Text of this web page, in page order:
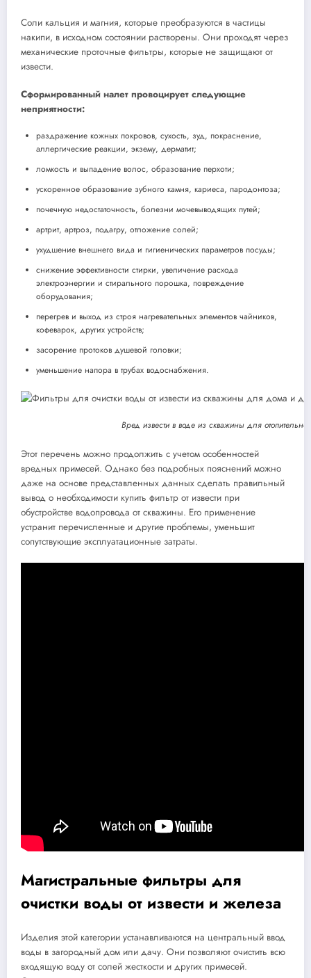
Соли кальция и магния, которые преобразуются в частицы
накипи, в исходном состоянии растворены. Они проходят через
механические проточные фильтры, которые не защищают от
извести.
Сформированный налет провоцирует следующие
неприятности:
раздражение кожных покровов, сухость, зуд, покраснение,
аллергические реакции, экзему, дерматит;
ломкость и выпадение волос, образование перхоти;
ускоренное образование зубного камня, кариеса, пародонтоза;
почечную недостаточность, болезни мочевыводящих путей;
артрит, артроз, подагру, отложение солей;
ухудшение внешнего вида и гигиенических параметров посуды;
снижение эффективности стирки, увеличение расхода
электроэнергии и стирального порошка, повреждение
оборудования;
перегрев и выход из строя нагревательных элементов чайников,
кофеварок, других устройств;
засорение протоков душевой головки;
уменьшение напора в трубах водоснабжения.
Вред извести в воде из скважины для
Этот перечень можно продолжить с учетом особенностей
вредных примесей. Однако без подробных пояснений можно
даже на основе представленных данных сделать правильный
вывод о необходимости купить фильтр от извести при
обустройстве водопровода от скважины. Его применение
устранит перечисленные и другие проблемы, уменьшит
сопутствующие эксплуатационные затраты.
Магистральные фильтры для
очистки воды от извести и железа
Изделия этой категории устанавливаются на центральный ввод
воды в загородный дом или дачу. Они позволяют очистить всю
входящую воду от солей жесткости и других примесей.